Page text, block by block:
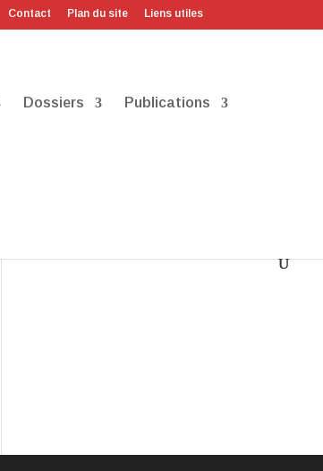
Contact Plan du site Liens utiles
Dossiers Publications